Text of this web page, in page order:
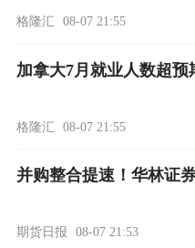
格隆汇 08-07 21:55
格隆汇 08-07 21:55
期货日报 08-07 21:53